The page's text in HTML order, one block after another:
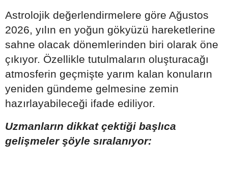
Astrolojik değerlendirmelere göre Ağustos
2026, yılın en yoğun gökyüzü hareketlerine
sahne olacak dönemlerinden biri olarak öne
çıkıyor. Özellikle tutulmaların oluşturacağı
atmosferin geçmişte yarım kalan konuların
yeniden gündeme gelmesine zemin
hazırlayabileceği ifade ediliyor.
Uzmanların dikkat çektiği başlıca
gelişmeler şöyle sıralanıyor: